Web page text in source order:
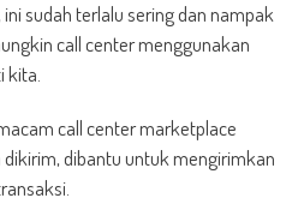
sudah terlalu sering dan nampak
call center menggunakan
kita.
call center marketplace
dibantu untuk mengirimkan